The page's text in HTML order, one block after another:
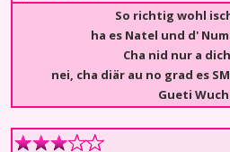
So richtig wohl
ha es Natel und d'
Cha nid nur a
nei, cha diär au no grad es
Gueti